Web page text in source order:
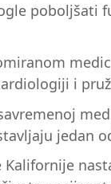
poboljšati
i
jedan
Kalifornije